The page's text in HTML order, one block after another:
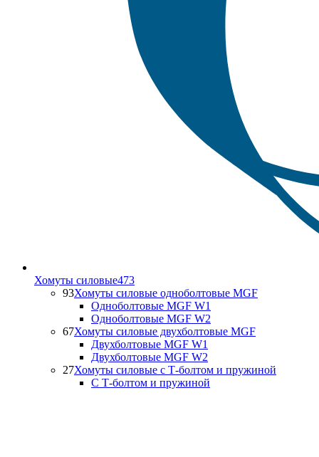
Хомуты силовые473
93Хомуты силовые одноболтовые MGF
Одноболтовые MGF W1
Одноболтовые MGF W2
67Хомуты силовые двухболтовые MGF
Двухболтовые MGF W1
Двухболтовые MGF W2
27Хомуты силовые с Т-болтом и пружиной
С Т-болтом и пружиной